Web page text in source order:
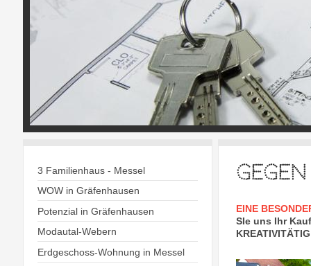
EINE
SIe uns Ihr
3 Familienhaus - Messel
WOW in Gräfenhausen
Potenzial in Gräfenhausen
Modautal-Webern
Erdgeschoss-Wohnung in Messel